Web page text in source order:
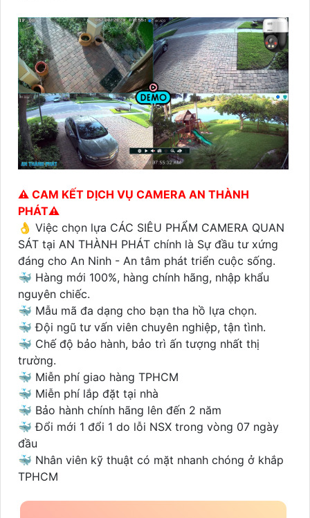
⚠️ CAM KẾT DỊCH VỤ CAMERA AN THÀNH
PHÁT⚠️
👌 Việc chọn lựa CÁC SIÊU PHẨM CAMERA QUAN
SÁT tại AN THÀNH PHÁT chính là Sự đầu tư xứng
đáng cho An Ninh - An tâm phát triển cuộc sống.
🐳 Hàng mới 100%, hàng chính hãng, nhập khẩu
nguyên chiếc.
🐳 Mẫu mã đa dạng cho bạn tha hồ lựa chọn.
🐳 Đội ngũ tư vấn viên chuyên nghiệp, tận tình.
🐳 Chế độ bảo hành, bảo trì ấn tượng nhất thị
trường.
🐳 Miễn phí giao hàng TPHCM
🐳 Miễn phí lắp đặt tại nhà
🐳 Bảo hành chính hãng lên đến 2 năm
🐳 Đổi mới 1 đổi 1 do lỗi NSX trong vòng 07 ngày
đầu
🐳 Nhân viên kỹ thuật có mặt nhanh chóng ở khắp
TPHCM